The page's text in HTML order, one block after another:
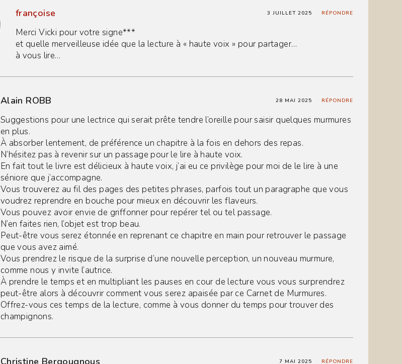
françoise 3 JUILLET 2025 RÉPONDRE
Merci Vicki pour votre signe***
et quelle merveilleuse idée que la lecture à « haute voix » pour partager…
à vous lire…
Alain ROBB 28 MAI 2025 RÉPONDRE
Suggestions pour une lectrice qui serait prête tendre l’oreille pour saisir quelques murmures
en plus.
À absorber lentement, de préférence un chapitre à la fois en dehors des repas.
N’hésitez pas à revenir sur un passage pour le lire à haute voix.
En fait tout le livre est délicieux à haute voix, j’ai eu ce privilège pour moi de le lire à une
séniore que j’accompagne.
Vous trouverez au fil des pages des petites phrases, parfois tout un paragraphe que vous
voudrez reprendre en bouche pour mieux en découvrir les flaveurs.
Vous pouvez avoir envie de griffonner pour repérer tel ou tel passage.
N’en faites rien, l’objet est trop beau.
Peut-être vous serez étonnée en reprenant ce chapitre en main pour retrouver le passage
que vous avez aimé.
Vous prendrez le risque de la surprise d’une nouvelle perception, un nouveau murmure,
comme nous y invite l’autrice.
À prendre le temps et en multipliant les pauses en cour de lecture vous vous surprendrez
peut-être alors à découvrir comment vous serez apaisée par ce Carnet de Murmures.
Offrez-vous ces temps de la lecture, comme à vous donner du temps pour trouver des
champignons.
Christine Bergougnous 7 MAI 2025 RÉPONDRE